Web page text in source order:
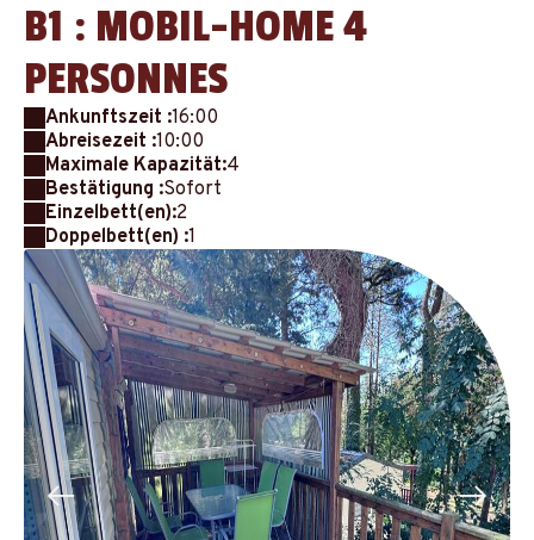
B1 : MOBIL-HOME 4
PERSONNES
Ankunftszeit :16:00
Abreisezeit :10:00
Maximale Kapazität:4
Bestätigung :Sofort
Einzelbett(en):2
Doppelbett(en) :1